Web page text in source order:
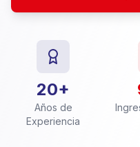
20+
Años de
Experiencia